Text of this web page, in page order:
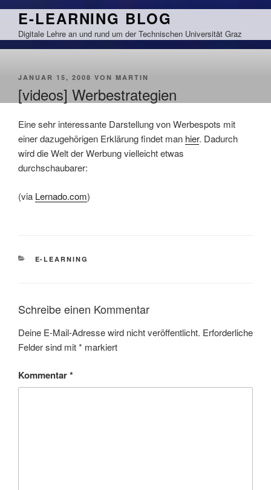
Zum
springen
E-LEARNING BLOG
Digitale Lehre an und rund um der Technischen Universität Graz
VERÖFFENTLICHT
JANUAR 15, 2008 VON MARTIN
[videos] Werbestrategien
Eine sehr interessante Darstellung von Werbespots mit
einer dazugehörigen Erklärung findet man hier. Dadurch
wird die Welt der Werbung vielleicht etwas
durchschaubarer:
(via Lernado.com)
KATEGORIEN
E-LEARNING
Schreibe einen Kommentar
Deine E-Mail-Adresse wird nicht veröffentlicht. Erforderliche
Felder sind mit* markiert
Kommentar*